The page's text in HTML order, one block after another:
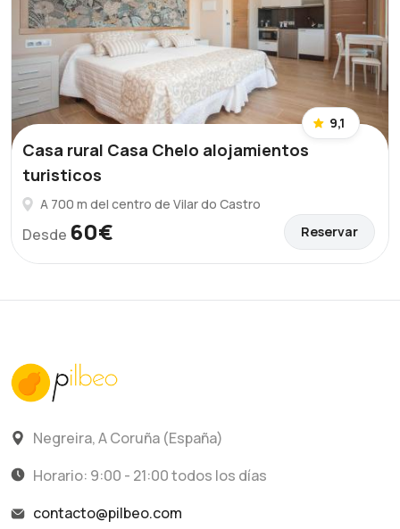
9,1
Casa rural Casa Chelo alojamientos
turisticos
A 700 m del centro de Vilar do Castro
Desde 60€ Reservar
Negreira, A Coruña (España)
Horario: 9:00 - 21:00 todos los días
contacto@pilbeo.com